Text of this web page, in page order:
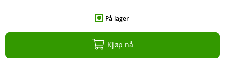
På lager
Kjøp nå